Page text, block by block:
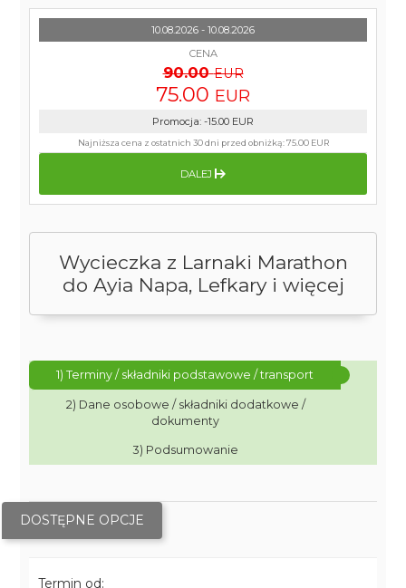
Wycieczka z Larnaki Marathon
do Ayia Napa, Lefkary i więcej
1) Terminy / składniki podstawowe / transport
2) Dane osobowe / składniki dodatkowe /
dokumenty
3) Podsumowanie
DOSTĘPNE OPCJE
Termin od:
10.08.2026 - 10.08.2026
CENA
90.00 EUR
75.00 EUR
Promocja: -15.00 EUR
Najniższa cena z ostatnich 30 dni przed obniżką:75.00 EUR
DALEJ